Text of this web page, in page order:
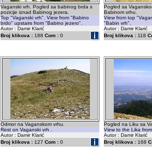
Vaganski vrh. Pogled sa babinog brda s
pozicije iznad Babinog jezera.
Top "Vaganski vrh". View from "Babino
brdo" upstairs from "Babino jezero".
Autor : Damir Klarić
Broj klikova : 188 Com : 0
Pogled sa
Babinom vrhu.
View from top
"Babin vrh".
Autor : Damir Klarić
Broj klikova : 118
Odmor na Vaganskom vrhu.
Rest on Vaganski vrh .
Autor : Damir Klarić
Broj klikova : 127 Com : 0
Pogled na Liku sa
View to the Lika from
Autor : Damir Klarić
Broj klikova : 168